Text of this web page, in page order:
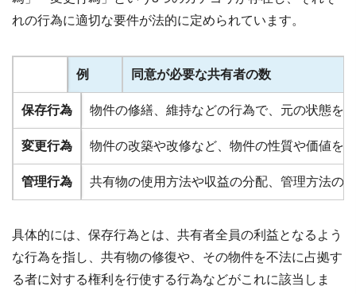
れの行為に適切な要件が法的に定められています。
例 同意が必要な共有者の数
保存行為 物件の修繕、維持などの行為で、元の状態を
変更行為 物件の改築や改修など、物件の性質や価値を
管理行為 共有物の使用方法や収益の分配、管理方法の
具体的には、保存行為とは、共有者全員の利益となるよう
な行為を指し、共有物の修復や、その物件を不法に占拠す
る者に対する権利を行使する行為などがこれに該当しま